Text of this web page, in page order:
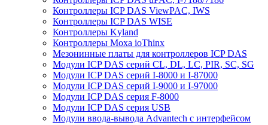
Контроллеры ICP DAS ViewPAC, IWS
Контроллеры ICP DAS WISE
Контроллеры Kyland
Контроллеры Moxa ioThinx
Мезонинные платы для контроллеров ICP DAS
Модули ICP DAS серий CL, DL, LC, PIR, SC, SG
Модули ICP DAS серий I-8000 и I-87000
Модули ICP DAS серий I-9000 и I-97000
Модули ICP DAS серия F-8000
Модули ICP DAS серия USB
Модули ввода-вывода Advantech с интерфейсом